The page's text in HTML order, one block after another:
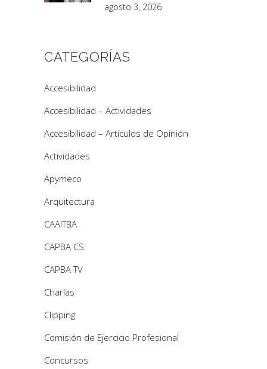
agosto 3, 2026
CATEGORÍAS
Accesibilidad
Accesibilidad – Actividades
Accesibilidad – Artículos de Opinión
Actividades
Apymeco
Arquitectura
CAAITBA
CAPBA CS
CAPBA TV
Charlas
Clipping
Comisión de Ejercicio Profesional
Concursos